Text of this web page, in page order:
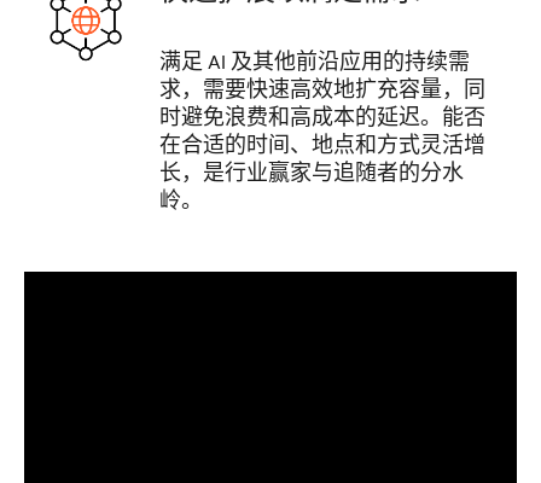
满足 AI 及其他前沿应用的持续需
求，需要快速高效地扩充容量，同
时避免浪费和高成本的延迟。能否
在合适的时间、地点和方式灵活增
长，是行业赢家与追随者的分水
岭。